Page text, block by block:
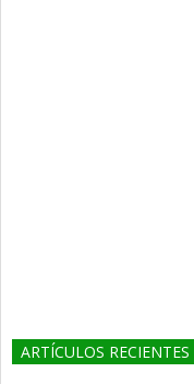
ARTÍCULOS RECIENTES